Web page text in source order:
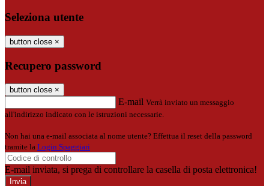
Seleziona utente
button close ×
Recupero password
button close ×
E-mail Verrà inviato un messaggio
all'indirizzo indicato con le istruzioni necessarie.
Non hai una e-mail associata al nome utente? Effettua il reset della password
tramite la Login Spaggiari
E-mail inviata, si prega di controllare la casella di posta elettronica!